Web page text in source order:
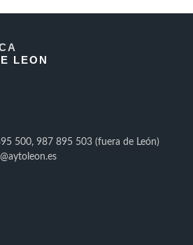
LEON
500, 987 895 503 (fuera de León)